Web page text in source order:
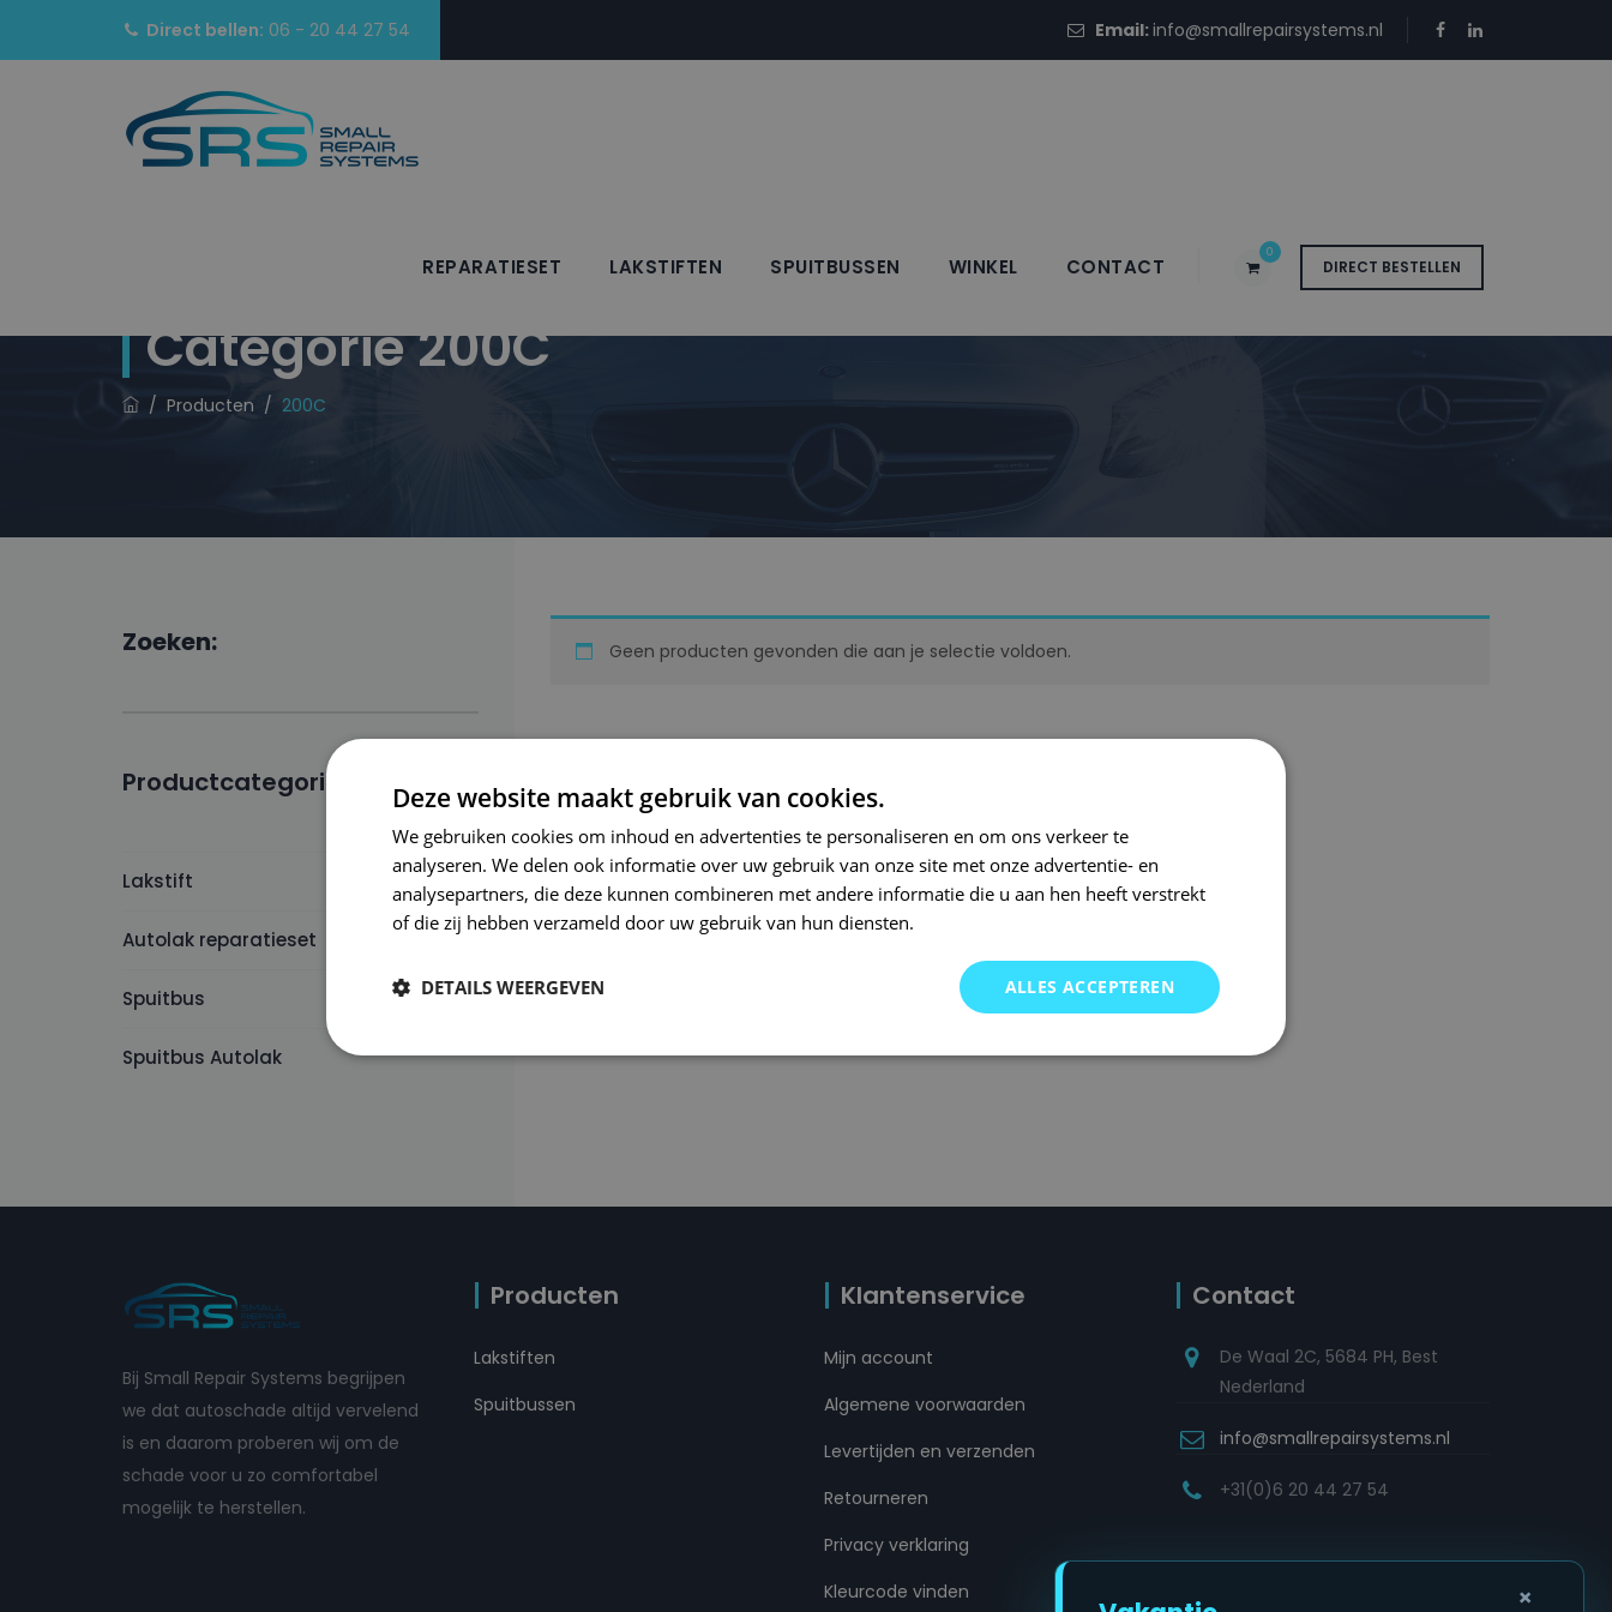
Direct bellen: 06 - 20 44 27 54 Email:info@smallrepairsystems.nl
DIRECT BESTELLEN
0
REPARATIESET LAKSTIFTEN SPUITBUSSEN WINKEL CONTACT
Categorie200C
/ Producten / 200C
Geen producten gevonden die aan je selectie voldoen.
Zoeken:
Productcategorieën:
Lakstift
Autolak reparatieset
Spuitbus
Spuitbus Autolak
Bij Small Repair Systems begrijpen
we dat autoschade altijd vervelend
is en daarom proberen wij om de
schade voor u zo comfortabel
mogelijk te herstellen.
Producten
Lakstiften
Spuitbussen
Klantenservice
Mijn account
Algemene voorwaarden
Levertijden en verzenden
Retourneren
Privacy verklaring
Kleurcode vinden
Contact
De Waal 2C, 5684 PH, Best
Nederland
info@smallrepairsystems.nl
+31(0)6 20 44 27 54
×
Deze website maakt gebruik van cookies.
We gebruiken cookies om inhoud en advertenties te personaliseren en om ons verkeer te
analyseren. We delen ook informatie over uw gebruik van onze site met onze advertentie- en
analysepartners, die deze kunnen combineren met andere informatie die u aan hen heeft verstrekt
of die zij hebben verzameld door uw gebruik van hun diensten.
ALLES ACCEPTEREN
DETAILS WEERGEVEN